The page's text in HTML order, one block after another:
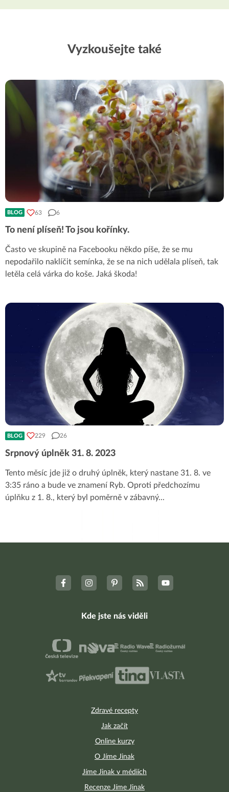
Vyzkoušejte také
BLOG 63 6
To není plíseň! To jsou kořínky.
Často ve skupině na Facebooku někdo píše, že se mu
nepodařilo naklíčit semínka, že se na nich udělala plíseň, tak
letěla celá várka do koše. Jaká škoda!
BLOG 229 26
Srpnový úplněk 31. 8. 2023
Tento měsíc jde již o druhý úplněk, který nastane 31. 8. ve
3:35 ráno a bude ve znamení Ryb. Oproti předchozímu
úplňku z 1. 8., který byl poměrně v zábavný...
Zdravé recepty
Jak začít
Online kurzy
O Jíme Jinak
Jíme Jinak v médiích
Recenze Jíme Jinak
Kde jste nás viděli